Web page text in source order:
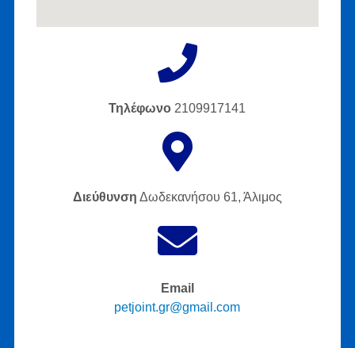
Τηλέφωνο 2109917141
Διεύθυνση Δωδεκανήσου 61, Άλιμος
Email
petjoint.gr@gmail.com